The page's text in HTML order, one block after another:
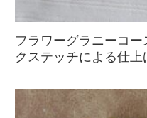
フラワーグラニーコ
クステッチによる仕上